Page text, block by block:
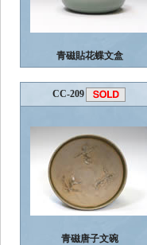
青磁貼花蝶文盒
CC-209
青磁唐子文碗